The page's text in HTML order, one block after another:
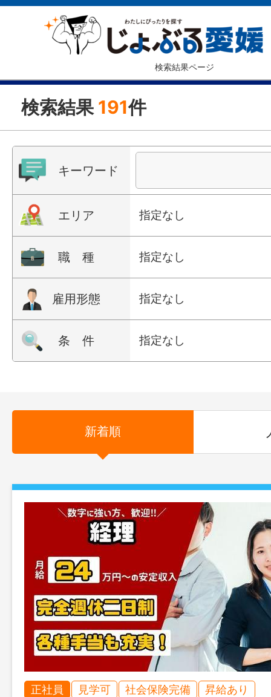
検索結果ページ
検索結果 191件
キーワード
エリア 指定なし
職 種 指定なし
雇用形態 指定なし
条 件 指定なし
新着順
正社員 見学可 社会保険完備
昇給あり